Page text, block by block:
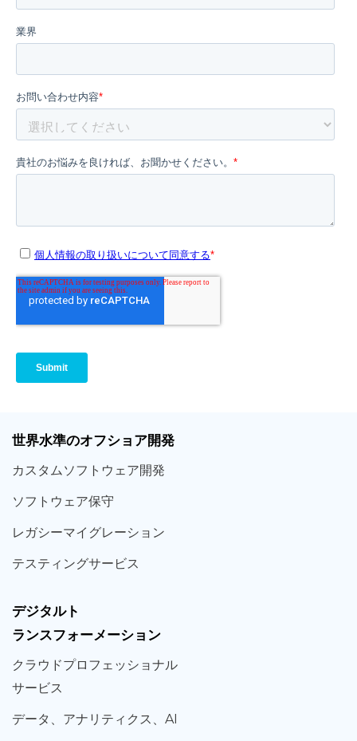
世界水準のオフショア開発
カスタム ソフトウェア開発
ソフト ウェア保守
レガシーマイグレーション
テスティングサービス
デジタルト
ランスフォーメーション
クラウドプロフェッショナル
サービス
データ、 アナリティクス、 AI